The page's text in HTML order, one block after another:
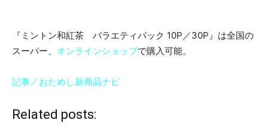
『ミントン和紅茶 バラエティパック 10P／30P』は全国の
スーパー、 オンラインショップで購入可能。
記事／おためし新商品ナビ
Related posts: